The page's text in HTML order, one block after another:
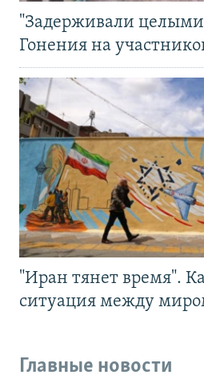
"Задерживали
Гонения на
"Иран тянет время".
ситуация между
Главные новости